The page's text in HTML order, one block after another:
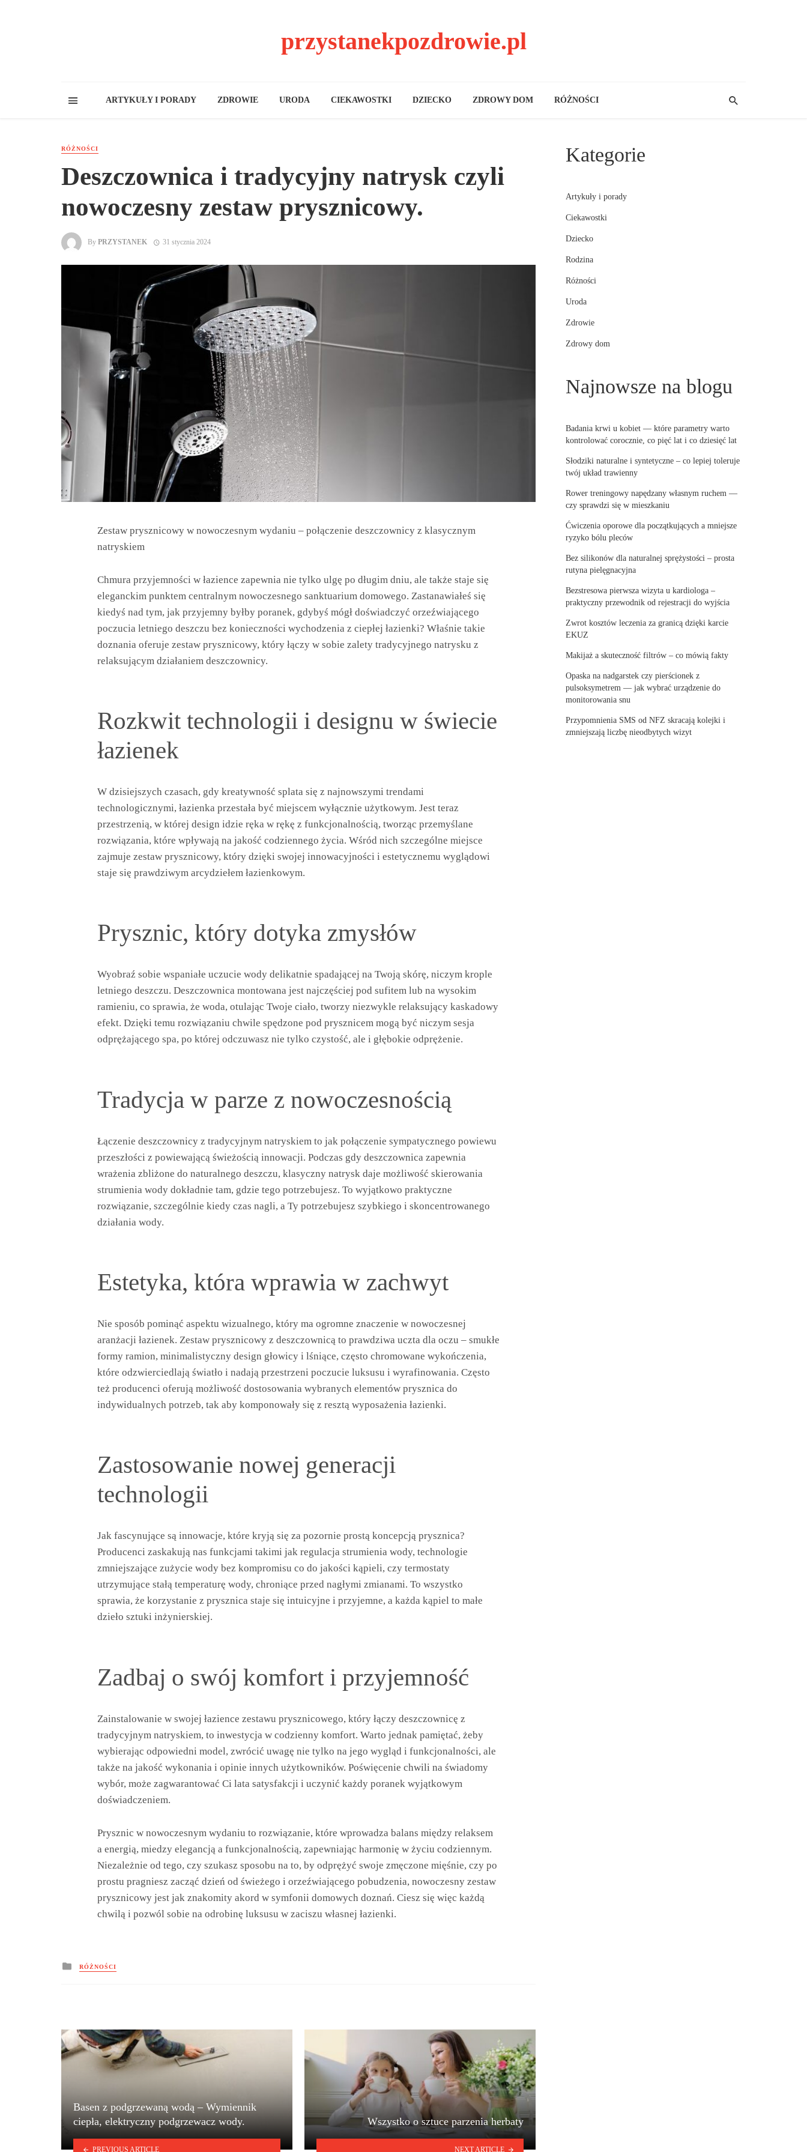
przystanekpozdrowie.pl
ARTYKUŁY I PORADY ZDROWIE URODA CIEKAWOSTKI DZIECKO ZDROWY DOM RÓŻNOŚCI
RÓŻNOŚCI
Deszczownica i tradycyjny natrysk czyli
nowoczesny zestaw prysznicowy.
By PRZYSTANEK 31 stycznia 2024
Zestaw prysznicowy w nowoczesnym wydaniu – połączenie deszczownicy z klasycznym
natryskiem
Chmura przyjemności w łazience zapewnia nie tylko ulgę po długim dniu, ale także staje się
eleganckim punktem centralnym nowoczesnego sanktuarium domowego. Zastanawiałeś się
kiedyś nad tym, jak przyjemny byłby poranek, gdybyś mógł doświadczyć orzeźwiającego
poczucia letniego deszczu bez konieczności wychodzenia z ciepłej łazienki? Właśnie takie
doznania oferuje zestaw prysznicowy, który łączy w sobie zalety tradycyjnego natrysku z
relaksującym działaniem deszczownicy.
Rozkwit technologii i designu w świecie
łazienek
W dzisiejszych czasach, gdy kreatywność splata się z najnowszymi trendami
technologicznymi, łazienka przestała być miejscem wyłącznie użytkowym. Jest teraz
przestrzenią, w której design idzie ręka w rękę z funkcjonalnością, tworząc przemyślane
rozwiązania, które wpływają na jakość codziennego życia. Wśród nich szczególne miejsce
zajmuje zestaw prysznicowy, który dzięki swojej innowacyjności i estetycznemu wyglądowi
staje się prawdziwym arcydziełem łazienkowym.
Prysznic, który dotyka zmysłów
Wyobraź sobie wspaniałe uczucie wody delikatnie spadającej na Twoją skórę, niczym krople
letniego deszczu. Deszczownica montowana jest najczęściej pod sufitem lub na wysokim
ramieniu, co sprawia, że woda, otulając Twoje ciało, tworzy niezwykle relaksujący kaskadowy
efekt. Dzięki temu rozwiązaniu chwile spędzone pod prysznicem mogą być niczym sesja
odprężającego spa, po której odczuwasz nie tylko czystość, ale i głębokie odprężenie.
Tradycja w parze z nowoczesnością
Łączenie deszczownicy z tradycyjnym natryskiem to jak połączenie sympatycznego powiewu
przeszłości z powiewającą świeżością innowacji. Podczas gdy deszczownica zapewnia
wrażenia zbliżone do naturalnego deszczu, klasyczny natrysk daje możliwość skierowania
strumienia wody dokładnie tam, gdzie tego potrzebujesz. To wyjątkowo praktyczne
rozwiązanie, szczególnie kiedy czas nagli, a Ty potrzebujesz szybkiego i skoncentrowanego
działania wody.
Estetyka, która wprawia w zachwyt
Nie sposób pominąć aspektu wizualnego, który ma ogromne znaczenie w nowoczesnej
aranżacji łazienek. Zestaw prysznicowy z deszczownicą to prawdziwa uczta dla oczu – smukłe
formy ramion, minimalistyczny design głowicy i lśniące, często chromowane wykończenia,
które odzwierciedlają światło i nadają przestrzeni poczucie luksusu i wyrafinowania. Często
też producenci oferują możliwość dostosowania wybranych elementów prysznica do
indywidualnych potrzeb, tak aby komponowały się z resztą wyposażenia łazienki.
Zastosowanie nowej generacji
technologii
Jak fascynujące są innowacje, które kryją się za pozornie prostą koncepcją prysznica?
Producenci zaskakują nas funkcjami takimi jak regulacja strumienia wody, technologie
zmniejszające zużycie wody bez kompromisu co do jakości kąpieli, czy termostaty
utrzymujące stałą temperaturę wody, chroniące przed nagłymi zmianami. To wszystko
sprawia, że korzystanie z prysznica staje się intuicyjne i przyjemne, a każda kąpiel to małe
dzieło sztuki inżynierskiej.
Zadbaj o swój komfort i przyjemność
Zainstalowanie w swojej łazience zestawu prysznicowego, który łączy deszczownicę z
tradycyjnym natryskiem, to inwestycja w codzienny komfort. Warto jednak pamiętać, żeby
wybierając odpowiedni model, zwrócić uwagę nie tylko na jego wygląd i funkcjonalności, ale
także na jakość wykonania i opinie innych użytkowników. Poświęcenie chwili na świadomy
wybór, może zagwarantować Ci lata satysfakcji i uczynić każdy poranek wyjątkowym
doświadczeniem.
Prysznic w nowoczesnym wydaniu to rozwiązanie, które wprowadza balans między relaksem
a energią, miedzy elegancją a funkcjonalnością, zapewniając harmonię w życiu codziennym.
Niezależnie od tego, czy szukasz sposobu na to, by odprężyć swoje zmęczone mięśnie, czy po
prostu pragniesz zacząć dzień od świeżego i orzeźwiającego pobudzenia, nowoczesny zestaw
prysznicowy jest jak znakomity akord w symfonii domowych doznań. Ciesz się więc każdą
chwilą i pozwól sobie na odrobinę luksusu w zaciszu własnej łazienki.
Posted
in
RÓŻNOŚCI
Basen z podgrzewaną wodą – Wymiennik
ciepła, elektryczny podgrzewacz wody.
PREVIOUS ARTICLE
Wszystko o sztuce parzenia herbaty
NEXT ARTICLE
Kategorie
Artykuły i porady
Ciekawostki
Dziecko
Rodzina
Różności
Uroda
Zdrowie
Zdrowy dom
Najnowsze na blogu
Badania krwi u kobiet — które parametry warto
kontrolować corocznie, co pięć lat i co dziesięć lat
Słodziki naturalne i syntetyczne – co lepiej toleruje
twój układ trawienny
Rower treningowy napędzany własnym ruchem —
czy sprawdzi się w mieszkaniu
Ćwiczenia oporowe dla początkujących a mniejsze
ryzyko bólu pleców
Bez silikonów dla naturalnej sprężystości – prosta
rutyna pielęgnacyjna
Bezstresowa pierwsza wizyta u kardiologa –
praktyczny przewodnik od rejestracji do wyjścia
Zwrot kosztów leczenia za granicą dzięki karcie
EKUZ
Makijaż a skuteczność filtrów – co mówią fakty
Opaska na nadgarstek czy pierścionek z
pulsoksymetrem — jak wybrać urządzenie do
monitorowania snu
Przypomnienia SMS od NFZ skracają kolejki i
zmniejszają liczbę nieodbytych wizyt